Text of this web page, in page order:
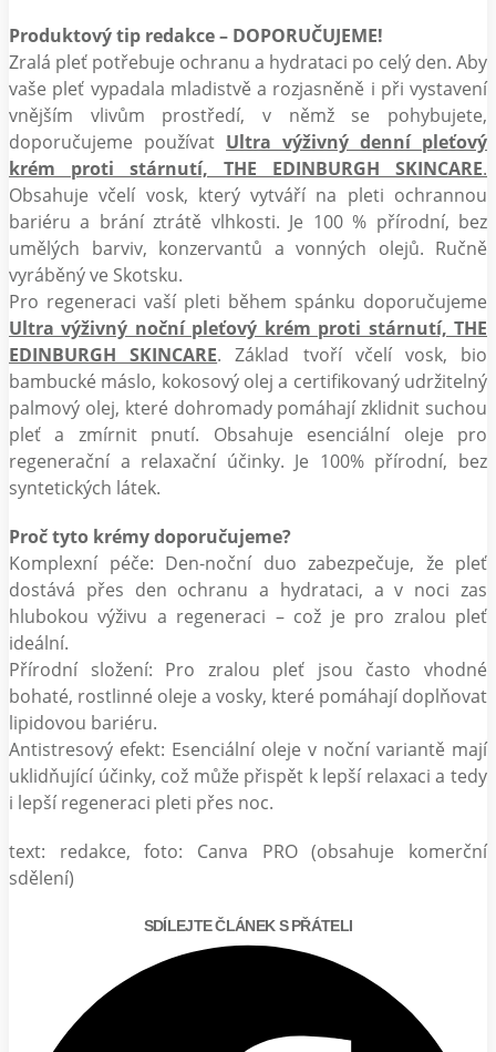
Produktový tip redakce – DOPORUČUJEME!
Zralá pleť potřebuje ochranu a hydrataci po celý den. Aby
vaše pleť vypadala mladistvě a rozjasněně i při vystavení
vnějším vlivům prostředí, v němž se pohybujete,
doporučujeme používat Ultra výživný denní pleťový
krém proti stárnutí, THE EDINBURGH SKINCARE.
Obsahuje včelí vosk, který vytváří na pleti ochrannou
bariéru a brání ztrátě vlhkosti. Je 100 % přírodní, bez
umělých barviv, konzervantů a vonných olejů. Ručně
vyráběný ve Skotsku.
Pro regeneraci vaší pleti během spánku doporučujeme
Ultra výživný noční pleťový krém proti stárnutí, THE
EDINBURGH SKINCARE. Základ tvoří včelí vosk, bio
bambucké máslo, kokosový olej a certifikovaný udržitelný
palmový olej, které dohromady pomáhají zklidnit suchou
pleť a zmírnit pnutí. Obsahuje esenciální oleje pro
regenerační a relaxační účinky. Je 100% přírodní, bez
syntetických látek.
Proč tyto krémy doporučujeme?
Komplexní péče: Den-noční duo zabezpečuje, že pleť
dostává přes den ochranu a hydrataci, a v noci zas
hlubokou výživu a regeneraci – což je pro zralou pleť
ideální.
Přírodní složení: Pro zralou pleť jsou často vhodné
bohaté, rostlinné oleje a vosky, které pomáhají doplňovat
lipidovou bariéru.
Antistresový efekt: Esenciální oleje v noční variantě mají
uklidňující účinky, což může přispět k lepší relaxaci a tedy
i lepší regeneraci pleti přes noc.
text: redakce, foto: Canva PRO (obsahuje komerční
sdělení)
SDÍLEJTE ČLÁNEK S PŘÁTELI